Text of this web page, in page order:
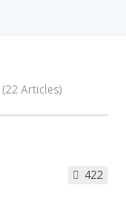
22 Articles
422